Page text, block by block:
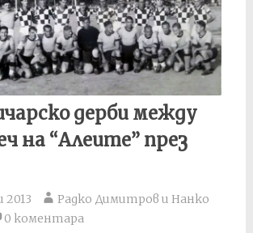
дерби между
на “Алеите” през
2013
Радко Димитров и Нанко
0 коментара